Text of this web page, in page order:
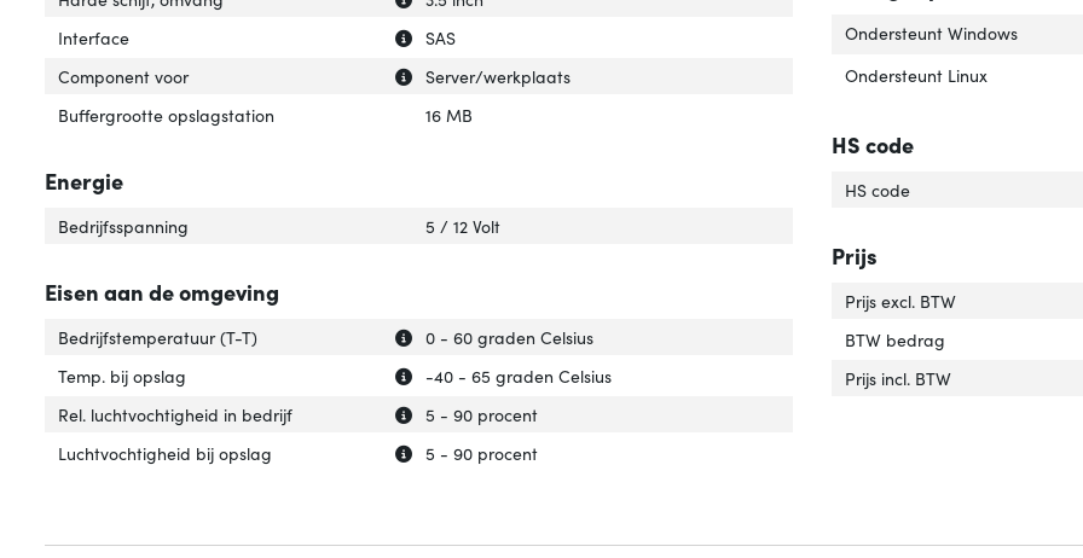
Uitleg over 'Interface'
Verberg uitleg over 'Interface'
Interface
SAS
Uitleg over 'Component voor'
Verberg uitleg over 'Component voor'
Component voor
Server/werkplaats
Buffergrootte opslagstation
16 MB
Energie
Bedrijfsspanning 5 / 12 Volt
Eisen aan de omgeving
Uitleg over 'Bedrijfstemperatuur (T-T)'
Verberg uitleg over 'Bedrijfstemperatuur (T-T)'
Bedrijfstemperatuur (T-T)
0 - 60 graden Celsius
Uitleg over 'Temp. bij opslag'
Verberg uitleg over 'Temp. bij opslag'
Temp. bij opslag
-40 - 65 graden Celsius
Uitleg over 'Rel. luchtvochtigheid in bedrijf'
Verberg uitleg over 'Rel. luchtvochtigheid in bedrijf'
Rel. luchtvochtigheid in bedrijf
5 - 90 procent
Uitleg over 'Luchtvochtigheid bij opslag'
Verberg uitleg over 'Luchtvochtigheid bij opslag'
Luchtvochtigheid bij opslag 5 - 90 procent
Ondersteunt Windows
Ondersteunt Linux
HS code
HS code
Prijs
Prijs excl. BTW
BTW bedrag
Prijs incl. BTW